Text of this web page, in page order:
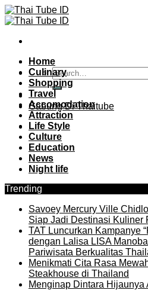
Skip
to
Gabung Di Thaitube
Home
Culinary
Shopping
Travel
Accomodation
Attraction
Life Style
Culture
Education
News
Night life
Trending
Savoey Mercury Ville
Siap Jadi Destinasi Kuliner
TAT Luncurkan Kampanye
dengan Lalisa LISA
Pariwisata Berkualitas
Menikmati Cita Rasa
Steakhouse di Thailand
Menginap Dintara Hijaunya